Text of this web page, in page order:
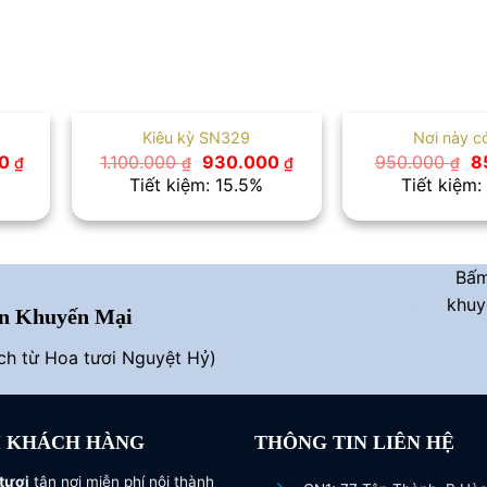
Mua Bó hoa baby, Bó hoa bibi tặng người yêu, Hoa bi
₫Giá
hiện
850.000 ₫.
Kiêu kỳ SN329
1.100.000₫ Giá
gốc
là:
930.000 ₫Giá
hiện
930.000 ₫.
Tiết kiệm: 15.5%
Nơi này
950.000₫
là:
Tiết kiệm:
Khuyến Mại
từ Hoa tươi Nguyệt Hỷ)
KHÁCH HÀNG
tận nơi miễn phí nội thành
THÔNG TIN LIÊN HỆ